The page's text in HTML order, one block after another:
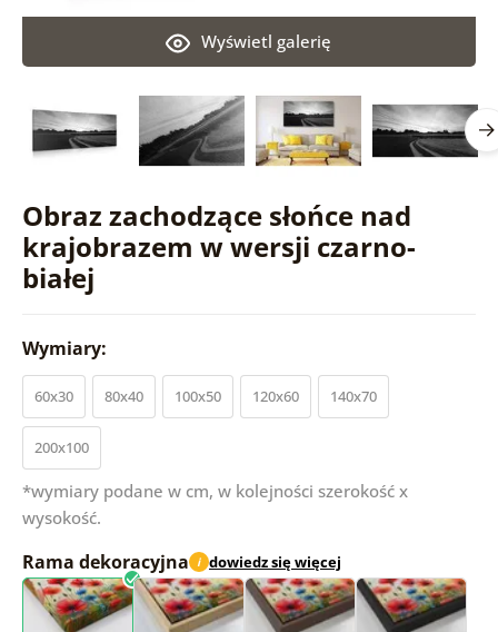
Obraz zachodzące słońce nad
krajobrazem w wersji czarno-
białej
Wyświetl galerię
Wymiary:
60x30 80x40 100x50 120x60 140x70
200x100
*wymiary podane w cm, w kolejności szerokość x
wysokość.
Rama dekoracyjna i dowiedz się więcej